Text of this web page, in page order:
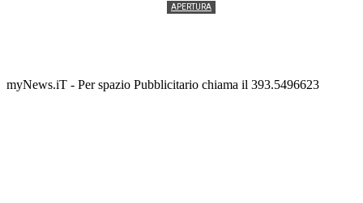
APERTURA
myNews.iT - Per spazio Pubblicitario chiama il 393.5496623